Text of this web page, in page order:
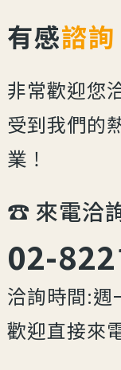
有感諮詢
非常歡迎您
受到我們的
業！
☎︎ 來電洽
02-
洽詢時間:週
歡迎直接來